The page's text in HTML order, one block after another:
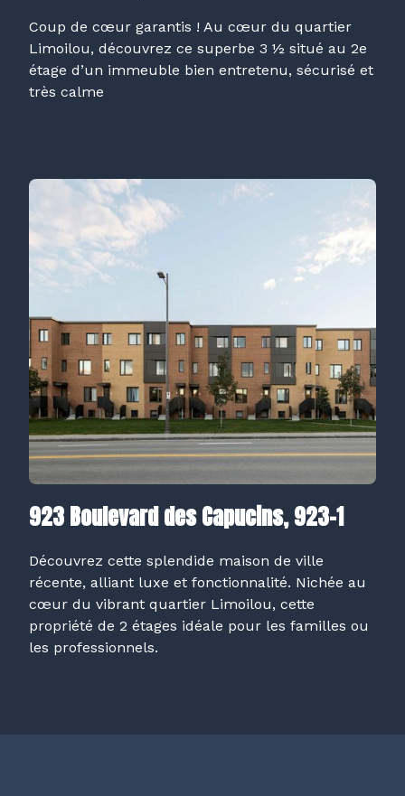
Coup de cœur garantis ! Au cœur du quartier
Limoilou, découvrez ce superbe 3 ½ situé au 2e
étage d’un immeuble bien entretenu, sécurisé et
très calme
923 Boulevard des Capucins, 923-1
Découvrez cette splendide maison de ville
récente, alliant luxe et fonctionnalité. Nichée au
cœur du vibrant quartier Limoilou, cette
propriété de 2 étages idéale pour les familles ou
les professionnels.